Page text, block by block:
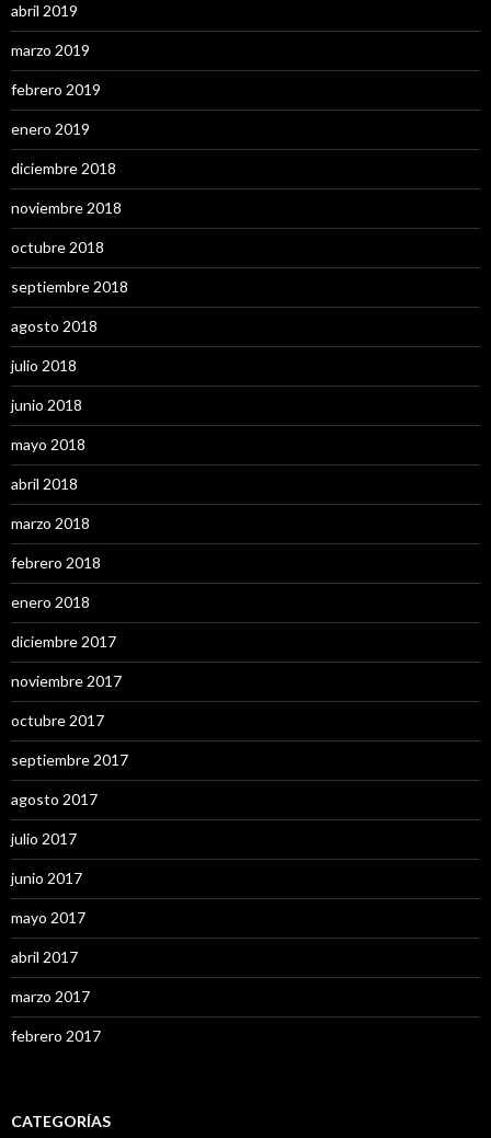
abril 2019
marzo 2019
febrero 2019
enero 2019
diciembre 2018
noviembre 2018
octubre 2018
septiembre 2018
agosto 2018
julio 2018
junio 2018
mayo 2018
abril 2018
marzo 2018
febrero 2018
enero 2018
diciembre 2017
noviembre 2017
octubre 2017
septiembre 2017
agosto 2017
julio 2017
junio 2017
mayo 2017
abril 2017
marzo 2017
febrero 2017
CATEGORÍAS